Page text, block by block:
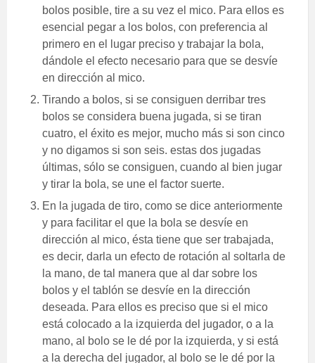
bolos posible, tire a su vez el mico. Para ellos es
esencial pegar a los bolos, con preferencia al
primero en el lugar preciso y trabajar la bola,
dándole el efecto necesario para que se desvíe
en dirección al mico.
Tirando a bolos, si se consiguen derribar tres
bolos se considera buena jugada, si se tiran
cuatro, el éxito es mejor, mucho más si son cinco
y no digamos si son seis. estas dos jugadas
últimas, sólo se consiguen, cuando al bien jugar
y tirar la bola, se une el factor suerte.
En la jugada de tiro, como se dice anteriormente
y para facilitar el que la bola se desvíe en
dirección al mico, ésta tiene que ser trabajada,
es decir, darla un efecto de rotación al soltarla de
la mano, de tal manera que al dar sobre los
bolos y el tablón se desvíe en la dirección
deseada. Para ellos es preciso que si el mico
está colocado a la izquierda del jugador, o a la
mano, al bolo se le dé por la izquierda, y si está
a la derecha del jugador, al bolo se le dé por la